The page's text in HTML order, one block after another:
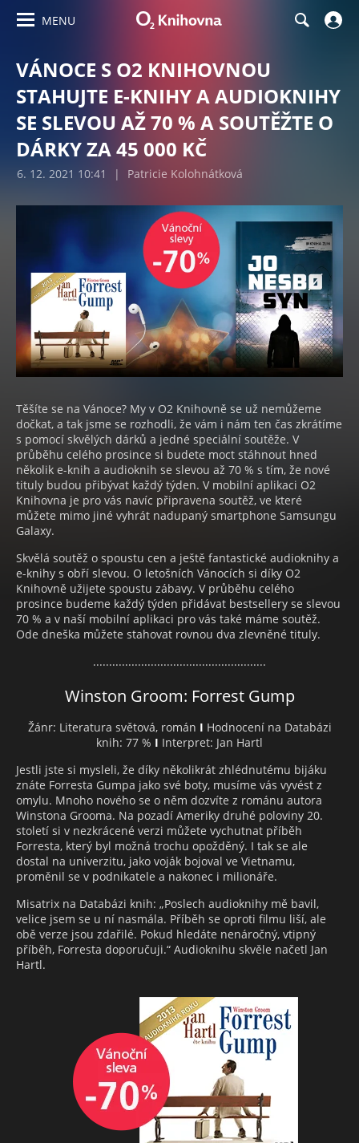
MENU
VÁNOCE S O2 KNIHOVNOU
STAHUJTE E-KNIHY A AUDIOKNIHY
SE SLEVOU AŽ 70 % A SOUTĚŽTE O
DÁRKY ZA 45 000 KČ
6. 12. 2021 10:41 | Patricie Kolohnátková
Těšíte se na Vánoce? My v O2 Knihovně se už nemůžeme
dočkat, a tak jsme se rozhodli, že vám i nám ten čas zkrátíme
s pomocí skvělých dárků a jedné speciální soutěže. V
průběhu celého prosince si budete moct stáhnout hned
několik e-knih a audioknih se slevou až 70 % s tím, že nové
tituly budou přibývat každý týden. V mobilní aplikaci O2
Knihovna je pro vás navíc připravena soutěž, ve které
můžete mimo jiné vyhrát nadupaný smartphone Samsungu
Galaxy.
Skvělá soutěž o spoustu cen a ještě fantastické audioknihy a
e-knihy s obří slevou. O letošních Vánocích si díky O2
Knihovně užijete spoustu zábavy. V průběhu celého
prosince budeme každý týden přidávat bestsellery se slevou
70 % a v naší mobilní aplikaci pro vás také máme soutěž.
Ode dneška můžete stahovat rovnou dva zlevněné tituly.
......................................................
Winston Groom: Forrest Gump
Žánr: Literatura světová, román I Hodnocení na Databázi
knih: 77 % I Interpret: Jan Hartl
Jestli jste si mysleli, že díky několikrát zhlédnutému bijáku
znáte Forresta Gumpa jako své boty, musíme vás vyvést z
omylu. Mnoho nového se o něm dozvíte z románu autora
Winstona Grooma. Na pozadí Ameriky druhé poloviny 20.
století si v nezkrácené verzi můžete vychutnat příběh
Forresta, který byl možná trochu opožděný. I tak se ale
dostal na univerzitu, jako voják bojoval ve Vietnamu,
proměnil se v podnikatele a nakonec i milionáře.
Misatrix na Databázi knih: „Poslech audioknihy mě bavil,
velice jsem se u ní nasmála. Příběh se oproti filmu liší, ale
obě verze jsou zdařilé. Pokud hledáte nenáročný, vtipný
příběh, Forresta doporučuji.“ Audioknihu skvěle načetl Jan
Hartl.